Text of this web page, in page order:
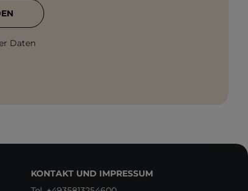
Daten
KONTAKT UND IMPRESSUM